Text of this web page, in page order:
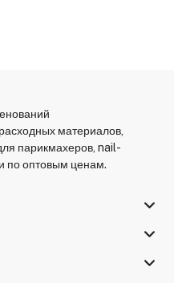
материалов,
парикмахеров, nail-
по оптовым ценам.